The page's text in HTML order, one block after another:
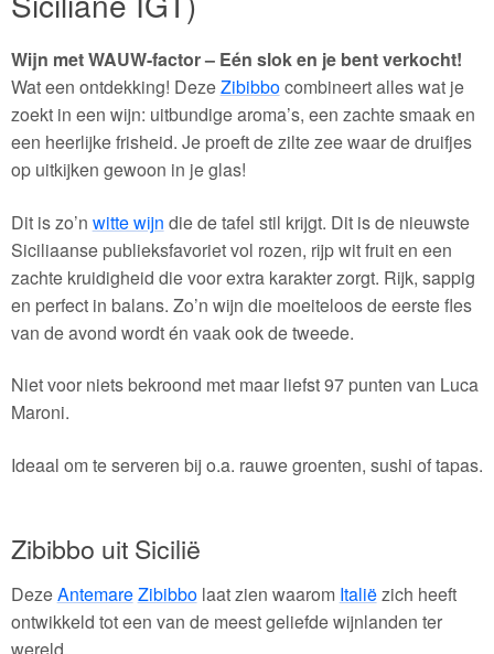
Wijn met WAUW-factor – Eén slok en je bent verkocht!
Wat een ontdekking! DezeZibibbocombineert alles wat je
zoekt in een wijn: uitbundige aroma’s, een zachte smaak en
een heerlijke frisheid. Je proeft de zilte zee waar de druifjes
op uitkijken gewoon in je glas!
Dit is zo’n witte wijn die de tafel stil krijgt. Dit is de nieuwste
Siciliaanse publieksfavoriet vol rozen, rijp wit fruit en een
zachte kruidigheid die voor extra karakter zorgt. Rijk, sappig
en perfect in balans. Zo’n wijn die moeiteloos de eerste fles
van de avond wordt én vaak ook de tweede.
Niet voor niets bekroond met maar liefst 97 punten van Luca
Maroni.
Ideaal om te serveren bij o.a. rauwe groenten, sushi of tapas.
Zibibbo uit Sicilië
DezeAntemareZibibbolaat zien waarom Italiëzich heeft
ontwikkeld tot een van de meest geliefde wijnlanden ter
wereld.